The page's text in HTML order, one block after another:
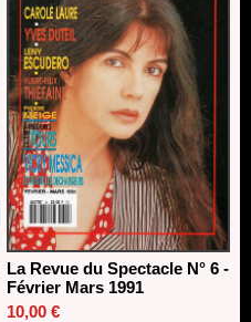
La Revue du Spectacle N° 6 -
Février Mars 1991
10,00 €